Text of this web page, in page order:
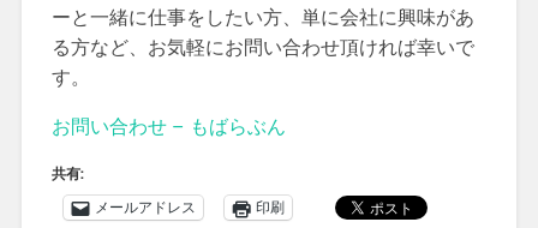
ーと一緒に仕事をしたい方、単に会社に興味があ
る方など、お気軽にお問い合わせ頂ければ幸いで
す。
お問い合わせ – もばらぶん
共有:
メールアドレス
印刷